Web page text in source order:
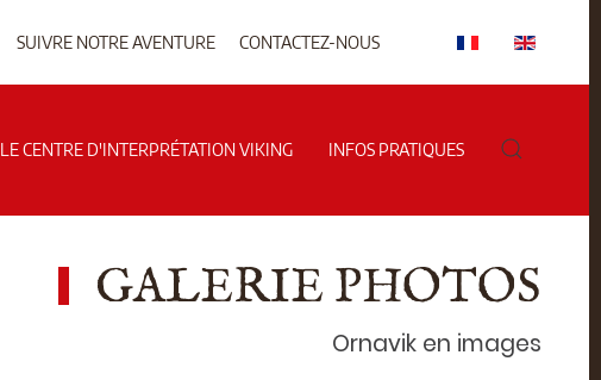
SUIVRE NOTRE AVENTURE CONTACTEZ-NOUS
LE CENTRE D'INTERPRÉTATION VIKING INFOS PRATIQUES
GALERIE PHOTOS
Ornavik en images